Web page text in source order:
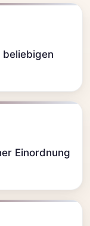
beliebigen
Einordnung